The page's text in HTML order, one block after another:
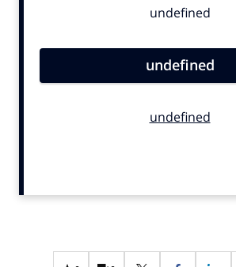
Contentmarketing
Effectiviteit